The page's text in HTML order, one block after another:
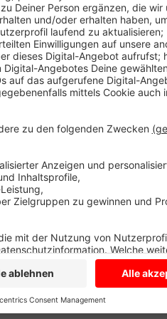
sie schon für mehr Ruhe und
- Anwohner und Gemeinde
Anwohnerin Jutta Richter
hätte schon mehrere
sah keinen Grund zu
aufgehängt. Das hat etwas
dass die Gemeinde aus der